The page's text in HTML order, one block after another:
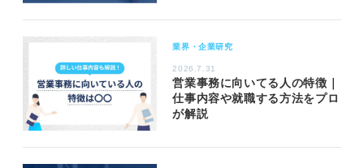
業界・企業研究
2026.7.31
営業事務に向いてる人の特徴｜
仕事内容や就職する方法をプロ
が解説